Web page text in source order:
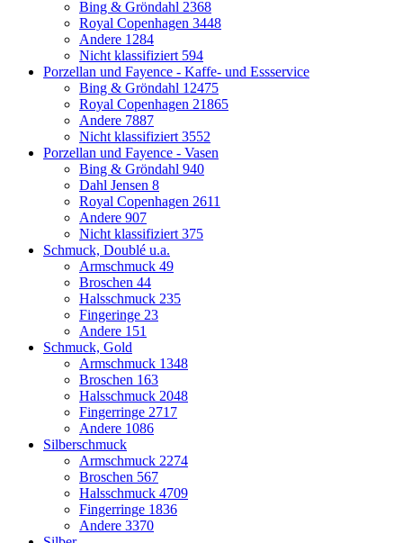
Bing & Gröndahl 2368
Royal Copenhagen 3448
Andere 1284
Nicht klassifiziert 594
Porzellan und Fayence - Kaffe- und Essservice
Bing & Gröndahl 12475
Royal Copenhagen 21865
Andere 7887
Nicht klassifiziert 3552
Porzellan und Fayence - Vasen
Bing & Gröndahl 940
Dahl Jensen 8
Royal Copenhagen 2611
Andere 907
Nicht klassifiziert 375
Schmuck, Doublé u.a.
Armschmuck 49
Broschen 44
Halsschmuck 235
Fingeringe 23
Andere 151
Schmuck, Gold
Armschmuck 1348
Broschen 163
Halsschmuck 2048
Fingerringe 2717
Andere 1086
Silberschmuck
Armschmuck 2274
Broschen 567
Halsschmuck 4709
Fingerringe 1836
Andere 3370